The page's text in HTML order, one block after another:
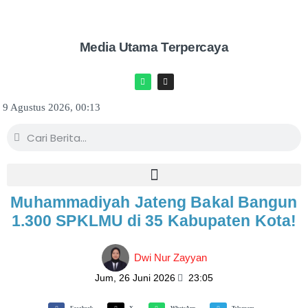
Media Utama Terpercaya
9 Agustus 2026, 00:13
Muhammadiyah Jateng Bakal Bangun
1.300 SPKLMU di 35 Kabupaten Kota!
Dwi Nur Zayyan
Jum, 26 Juni 2026 23:05